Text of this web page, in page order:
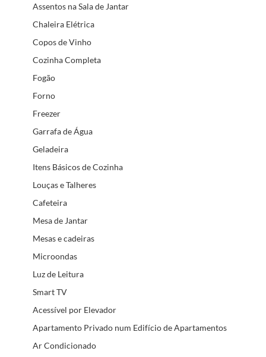
Assentos na Sala de Jantar
Chaleira Elétrica
Copos de Vinho
Cozinha Completa
Fogão
Forno
Freezer
Garrafa de Água
Geladeira
Itens Básicos de Cozinha
Louças e Talheres
Cafeteira
Mesa de Jantar
Mesas e cadeiras
Microondas
Luz de Leitura
Smart TV
Acessível por Elevador
Apartamento Privado num Edifício de Apartamentos
Ar Condicionado